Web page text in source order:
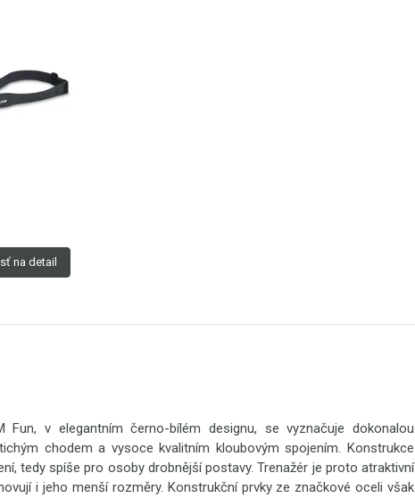
na detail
Fun, v elegantním černo-bílém designu, se vyznačuje dokonalou
chodem a vysoce kvalitním kloubovým spojením. Konstrukce
tedy spíše pro osoby drobnější postavy. Trenažér je proto atraktivní
i jeho menší rozměry. Konstrukční prvky ze značkové oceli však